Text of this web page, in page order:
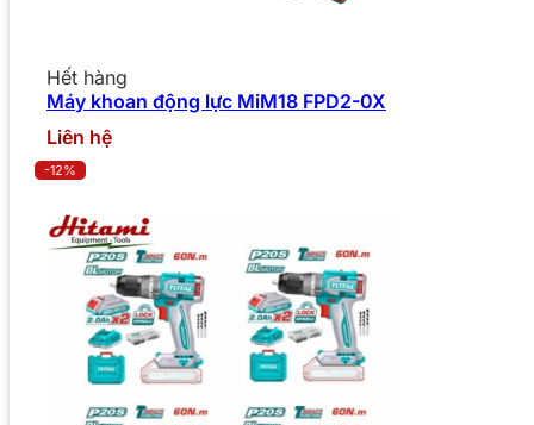
Hết hàng
Máy khoan động lực MiM18 FPD2-0X
Liên hệ
-12%